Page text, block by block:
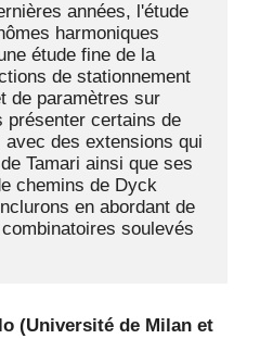
années, l'étude
harmoniques
étude fine de la
de stationnement
de paramètres sur
présenter certains de
des extensions qui
Tamari ainsi que ses
chemins de Dyck
en abordant de
soulevés
(Université de Milan et